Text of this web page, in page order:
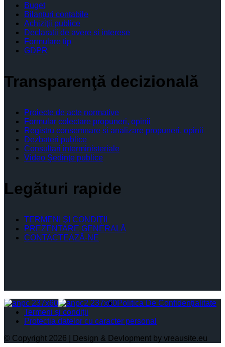
Buget
Bilanţuri contabile
Achiziţii publice
Declaratii de avere si interese
Formulare tip
GDPR
Transparenţă decizională
Proiecte de acte normative
Formular colectare propuneri, opinii
Registru consemnare si analizare propuneri, opinii
Dezbateri publice
Consultari interministeriale
Video Şedinţe publice
Legături rapide
TERMENI ŞI CONDIŢII
PREZENTARE GENERALĂ
CONTACTEAZĂ-NE
Politica De Confidențialitate
Termeni și condiții
Protectia datelor cu caracter personal
© Copyright 2026 | Design & Devlopment by vreausite.eu